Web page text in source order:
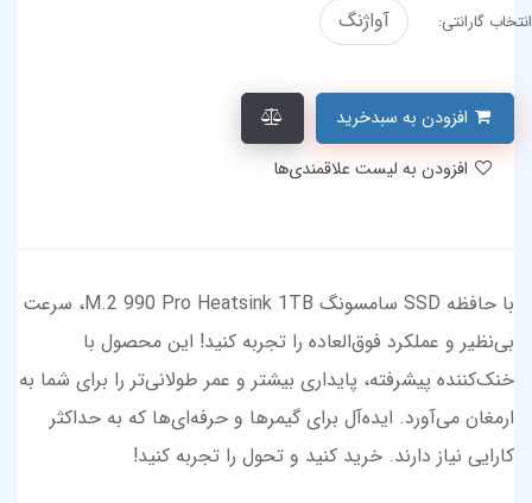
انتخاب گارانتی: آواژنگ
با حافظه SSD سامسونگ M.2 990 Pro Heatsink 1TB، سرعت
بی‌نظیر و عملکرد فوق‌العاده را تجربه کنید! این محصول با
خنک‌کننده پیشرفته، پایداری بیشتر و عمر طولانی‌تر را برای شما به
ارمغان می‌آورد. ایده‌آل برای گیمرها و حرفه‌ای‌ها که به حداکثر
کارایی نیاز دارند. خرید کنید و تحول را تجربه کنید!